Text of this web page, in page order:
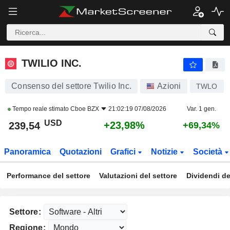
TWILIO INC.
TWILIO INC.
Consenso del settore Twilio Inc. Azioni TWLO
Tempo reale stimato Cboe BZX 21:02:19 07/08/2026 Var. 1 gen.
239,54 USD +23,98% +69,34%
Panoramica Quotazioni Grafici Notizie Società
Performance del settore Valutazioni del settore Dividendi
Settore:
Regione: